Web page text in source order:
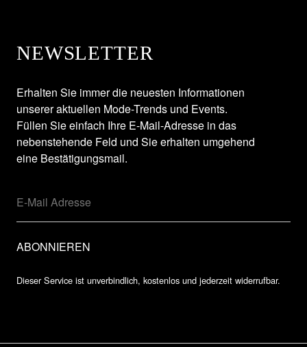
NEWSLETTER
Erhalten Sie immer die neuesten Informationen
unserer aktuellen Mode-Trends und Events.
Füllen Sie einfach Ihre E-Mail-Adresse in das
nebenstehende Feld und Sie erhalten umgehend
eine Bestätigungsmail.
Dieser Service ist unverbindlich, kostenlos und jederzeit widerrufbar.